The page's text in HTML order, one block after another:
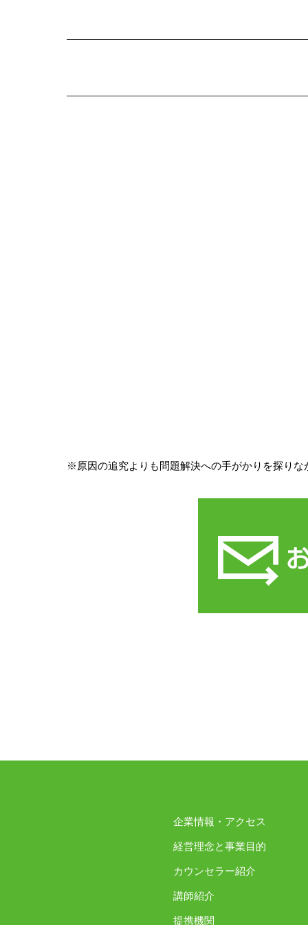
※原因の追究よりも問題解決への手がかりを探り
企業情報・アクセス
経営理念と事業目的
カウンセラー紹介
講師紹介
提携機関